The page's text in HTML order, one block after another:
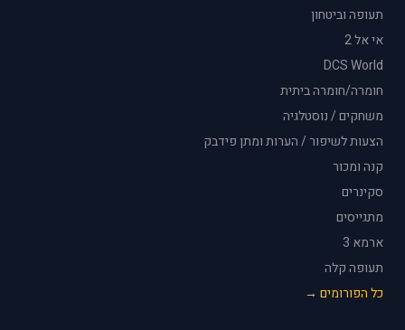
תעופה וביטחון
אי אל 2
DCS World
חומרה/חומרה ביתית
משחקים / נוסטלגיה
הצעות לשיפור / הערות ומתן פידבק
קנה ומכור
סקינרים
מתגייסים
ארמא 3
תעופה קלה
כל הפורומים →